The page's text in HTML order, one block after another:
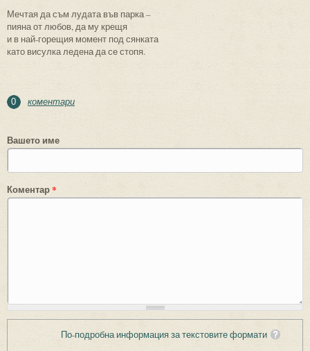
Мечтая да съм лудата във парка –
пияна от любов, да му крещя
и в най-горещия момент под сянката
като висулка ледена да се стопя.
0 коментари
Вашето име
Коментар*
По-подробна информация за текстовите формати